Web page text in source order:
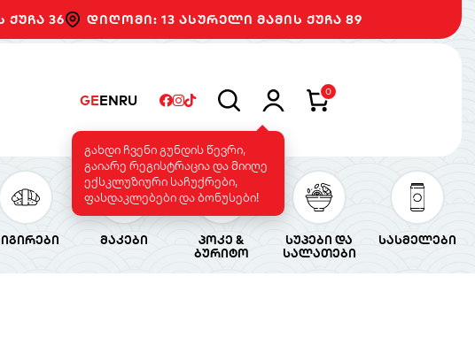
36 დიღომი: 13 ასურელი მამის ქუჩა 89
GEENRU
გახდი ჩვენი გუნდის წევრი,
გაიარე რეგისტრაცია და მიიღე
ექსკლუზიური საჩუქრები,
ფასდაკლებები და ბონუსები!
0
მაკები
პოკე &
ბურიტო
სუპები და
სალათები
სასმელები